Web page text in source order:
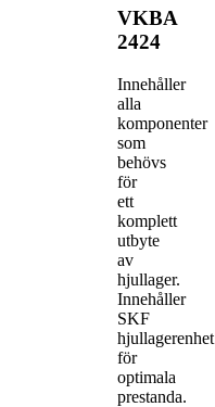
VKBA
2424
Innehåller
alla
komponenter
som
behövs
för
ett
komplett
utbyte
av
hjullager.
Innehåller
SKF
hjullagerenhet
för
optimala
prestanda.